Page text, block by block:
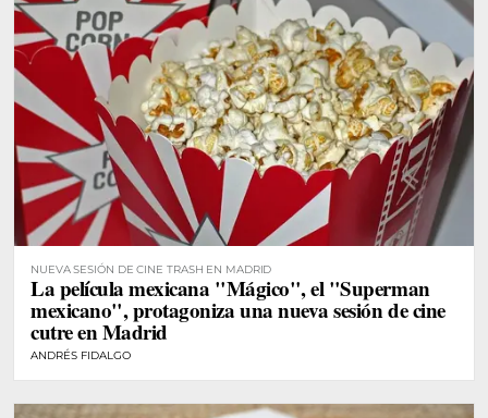
NUEVA SESIÓN DE CINE TRASH EN MADRID
La película mexicana "Mágico", el "Superman
mexicano", protagoniza una nueva sesión de cine
cutre en Madrid
ANDRÉS FIDALGO